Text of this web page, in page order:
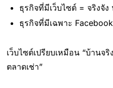
ธุรกิจที่มีเว็บไซต์ = จริงจั
ธุรกิจที่มีเฉพาะ
เว็บไซต์เปรียบเหมือน “บ้านจ
ตลาดเช่า”